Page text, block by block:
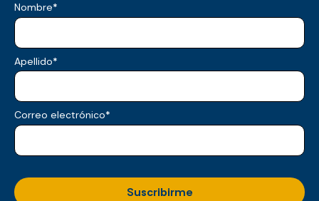
Nombre*
Apellido*
Correo electrónico*